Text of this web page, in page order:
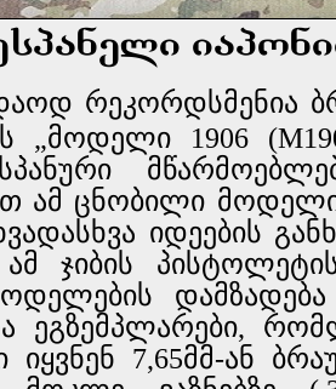
რეკორდსმენია
„მოდელი 1906 (
ამ ცნობილი
იდეების
ჯიბის
ეგზემპლარები,
7,65მმ-ან